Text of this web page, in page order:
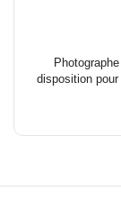
disposition